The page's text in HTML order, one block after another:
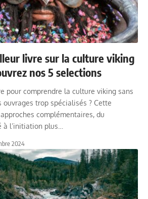
livre sur la culture viking
nos 5 selections
pour comprendre la culture viking sans
ouvrages trop spécialisés ? Cette
complémentaires, du
l’initiation plus…
2024